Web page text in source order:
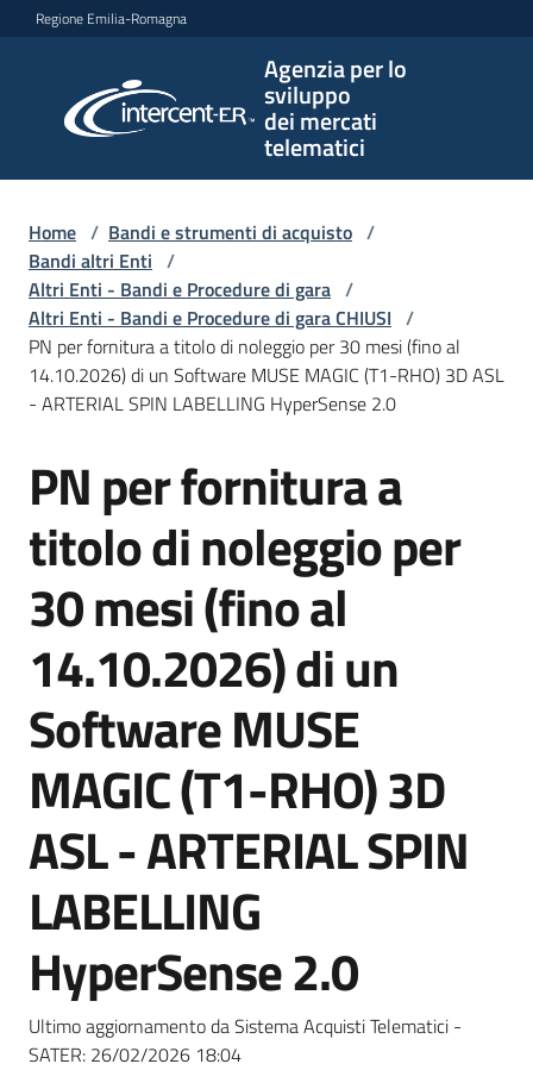
Vai al contenuto
Vai alla navigazione
Vai al footer
Regione Emilia-Romagna
Agenzia per lo
sviluppo
dei mercati
telematici
per lo
sviluppo
telematici
L'Agenzia
e
strumenti
acquisto
Piattaforme
telematiche
English
site
Home / Bandi e strumenti di acquisto /
Bandi altri Enti /
Altri Enti - Bandi e Procedure di gara /
Altri Enti - Bandi e Procedure di gara CHIUSI /
PN per fornitura a titolo di noleggio per 30 mesi (fino al
14.10.2026) di un Software MUSE MAGIC (T1-RHO) 3D ASL
- ARTERIAL SPIN LABELLING HyperSense 2.0
Salta al contenuto
PN per fornitura a
titolo di noleggio per
30 mesi (fino al
14.10.2026) di un
Software MUSE
MAGIC (T1-RHO) 3D
ASL - ARTERIAL SPIN
LABELLING
HyperSense 2.0
Ultimo aggiornamento da Sistema Acquisti Telematici -
SATER: 26/02/2026 18:04